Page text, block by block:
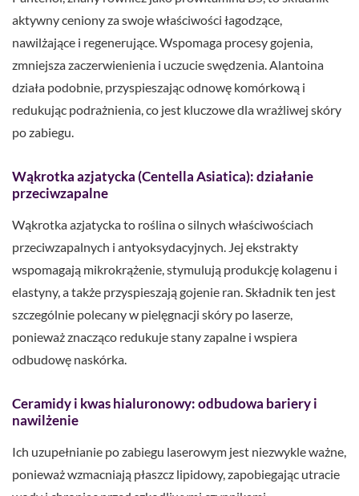
aktywny ceniony za swoje właściwości łagodzące,
nawilżające i regenerujące. Wspomaga procesy gojenia,
zmniejsza zaczerwienienia i uczucie swędzenia. Alantoina
działa podobnie, przyspieszając odnowę komórkową i
redukując podrażnienia, co jest kluczowe dla wrażliwej skóry
po zabiegu.
Wąkrotka azjatycka (Centella Asiatica): działanie
przeciwzapalne
Wąkrotka azjatycka to roślina o silnych właściwościach
przeciwzapalnych i antyoksydacyjnych. Jej ekstrakty
wspomagają mikrokrążenie, stymulują produkcję kolagenu i
elastyny, a także przyspieszają gojenie ran. Składnik ten jest
szczególnie polecany w pielęgnacji skóry po laserze,
ponieważ znacząco redukuje stany zapalne i wspiera
odbudowę naskórka.
Ceramidy i kwas hialuronowy: odbudowa bariery i
nawilżenie
Ich uzupełnianie po zabiegu laserowym jest niezwykle ważne,
ponieważ wzmacniają płaszcz lipidowy, zapobiegając utracie